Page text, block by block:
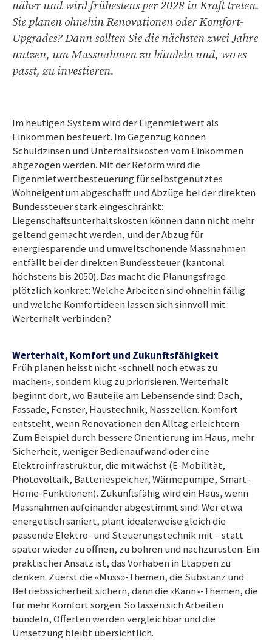
näher und wird frühestens per 2028 in Kraft treten.
Sie planen ohnehin Renovationen oder Komfort-
Upgrades? Dann sollten Sie die nächsten zwei Jahre
nutzen, um Massnahmen zu bündeln und, wo es
passt, zu investieren.
Im heutigen System wird der Eigenmietwert als
Einkommen besteuert. Im Gegenzug können
Schuldzinsen und Unterhaltskosten vom Einkommen
abgezogen werden. Mit der Reform wird die
Eigenmietwertbesteuerung für selbstgenutztes
Wohneigentum abgeschafft und Abzüge bei der direkten
Bundessteuer stark eingeschränkt:
Liegenschaftsunterhaltskosten können dann nicht mehr
geltend gemacht werden, und der Abzug für
energiesparende und umweltschonende Massnahmen
entfällt bei der direkten Bundessteuer (kantonal
höchstens bis 2050). Das macht die Planungsfrage
plötzlich konkret: Welche Arbeiten sind ohnehin fällig
und welche Komfortideen lassen sich sinnvoll mit
Werterhalt verbinden?
Werterhalt, Komfort und Zukunftsfähigkeit
Früh planen heisst nicht «schnell noch etwas zu
machen», sondern klug zu priorisieren. Werterhalt
beginnt dort, wo Bauteile am Lebensende sind: Dach,
Fassade, Fenster, Haustechnik, Nasszellen. Komfort
entsteht, wenn Renovationen den Alltag erleichtern.
Zum Beispiel durch bessere Orientierung im Haus, mehr
Sicherheit, weniger Bedienaufwand oder eine
Elektroinfrastruktur, die mitwächst (E-Mobilität,
Photovoltaik, Batteriespeicher, Wärmepumpe, Smart-
Home-Funktionen). Zukunftsfähig wird ein Haus, wenn
Massnahmen aufeinander abgestimmt sind: Wer etwa
energetisch saniert, plant idealerweise gleich die
passende Elektro- und Steuerungstechnik mit –statt
später wieder zu öffnen, zu bohren und nachzurüsten. Ein
praktischer Ansatz ist, das Vorhaben in Etappen zu
denken. Zuerst die «Muss»-Themen, die Substanz und
Betriebssicherheit sichern, dann die «Kann»-Themen, die
für mehr Komfort sorgen. So lassen sich Arbeiten
bündeln, Offerten werden vergleichbar und die
Umsetzung bleibt übersichtlich.